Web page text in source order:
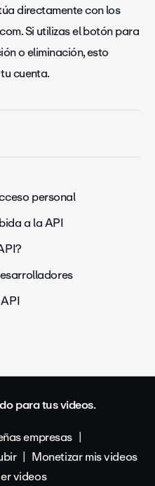
directamente con los
Si utilizas el botón para
o eliminación, esto
cuenta.
personal
a la API
para tus videos.
empresas
Monetizar mis videos
videos